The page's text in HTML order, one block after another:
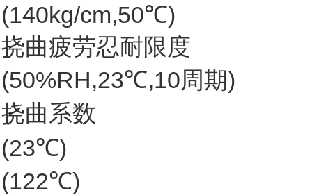
(140kg/cm,50℃)
挠曲疲劳忍耐限度
(50%RH,23℃,10周期)
挠曲系数
(23℃)
(122℃)